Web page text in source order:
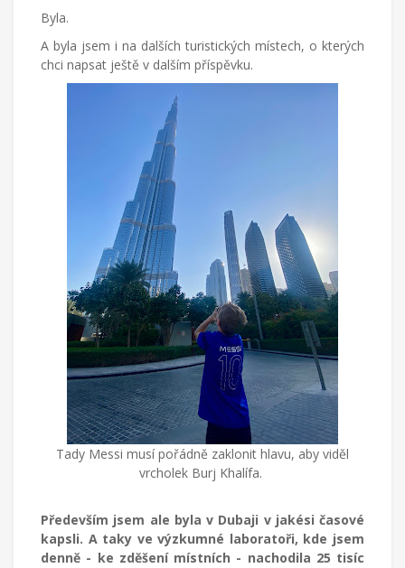
Byla.
A byla jsem i na dalších turistických místech, o kterých
chci napsat ještě v dalším příspěvku.
Tady Messi musí pořádně zaklonit hlavu, aby viděl
vrcholek Burj Khalífa.
Především jsem ale byla v Dubaji v jakési časové
kapsli. A taky ve výzkumné laboratoři, kde jsem
denně - ke zděšení místních - nachodila 25 tisíc